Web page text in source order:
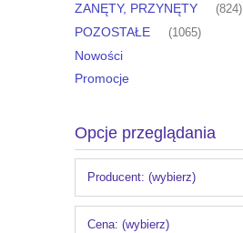
ZANĘTY, PRZYNĘTY (824)
POZOSTAŁE (1065)
Nowości
Promocje
Opcje przeglądania
Producent: (wybierz)
Cena: (wybierz)